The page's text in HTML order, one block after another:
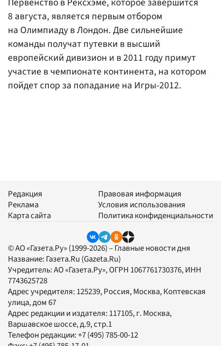
8 августа, является первым отбором
на Олимпиаду в Лондон. Две сильнейшие
команды получат путевки в высший
европейский дивизион и в 2011 году примут
участие в чемпионате континента, на котором
пойдет спор за попадание на Игры-2012.
Редакция
Реклама
Карта сайта
Правовая информация
Условия использования
Политика конфиденциальности
© АО «Газета.Ру» (1999-2026) – Главные новости дня
Название: Газета.Ru (Gazeta.Ru)
Учредитель:АО «Газета.Ру», ОГРН 1067761730376, ИНН
7743625728
Адрес учредителя: 125239, Россия, Москва, Коптевская
улица, дом 67
Адрес редакции и издателя: 117105, г. Москва,
Варшавское шоссе, д.9, стр.1
Телефон редакции:+7 (495) 785-00-12